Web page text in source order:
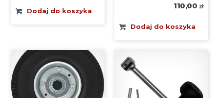
Dodaj do koszyka
110,00 zł
Dodaj do koszyka